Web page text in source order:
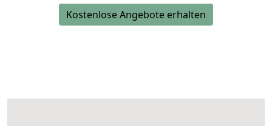
Kostenlose Angebote erhalten